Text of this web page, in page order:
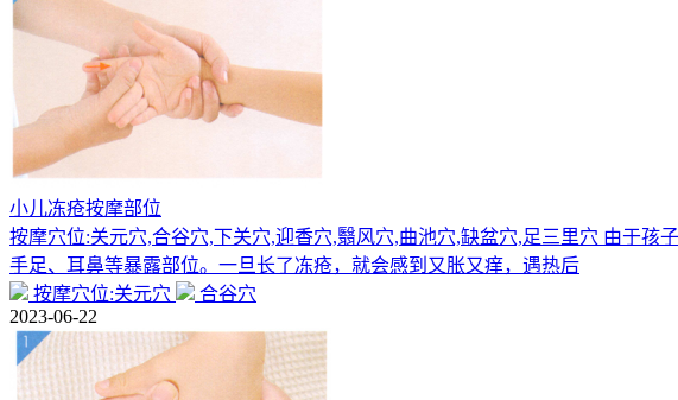
小儿冻疮按摩部位
按摩穴位:关元穴,合谷穴,下关穴,迎香穴,翳风穴,曲池穴,缺盆穴,足三里穴 由于孩
手足、耳鼻等暴露部位。一旦长了冻疮，就会感到又胀又痒，遇热后
按摩穴位:关元穴
合谷穴
2023-06-22